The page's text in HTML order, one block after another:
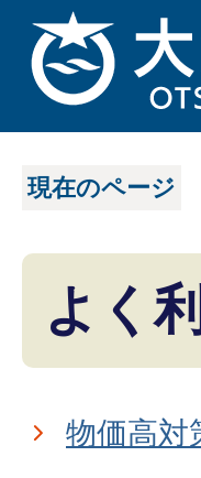
現在のページ
よく
物価高対